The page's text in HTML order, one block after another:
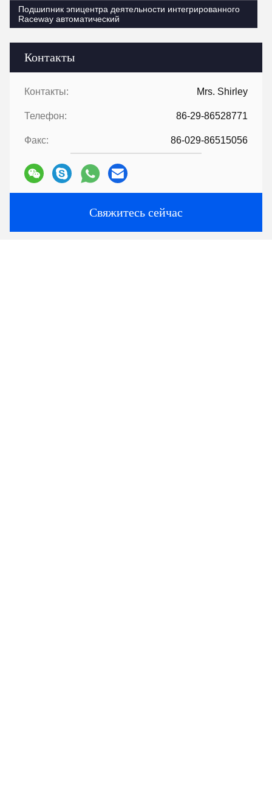
Контакты
Контакты: Mrs. Shirley
Телефон: 86-29-86528771
Факс: 86-029-86515056
Свяжитесь сейчас
Подшипник эпицентра деятельности интегрированного
Raceway автоматический